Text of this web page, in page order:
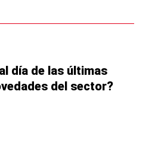
día de las últimas
del sector?